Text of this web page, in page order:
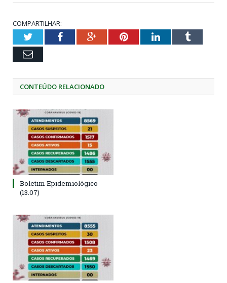
COMPARTILHAR:
TwitterFacebookGoogle+PinterestLinkedInTumblr
Email
CONTEÚDO RELACIONADO
Boletim Epidemiológico
(13.07)